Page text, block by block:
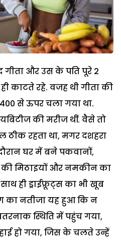
गीता और उस के पति पूरे 2
काटते रहे. वजह थी गीता की
से ऊपर चला गया था.
की मरीज थीं. वैसे तो
रहता था, मगर दशहरा
घर में बने पकवानों,
की मिठाइयों और नमकीन का
ही ड्राईफ्रूट्स का भी खूब
का नतीजा यह हुआ कि न
स्थिति में पहुंच गया,
हो गया, जिस के चलते उन्हें